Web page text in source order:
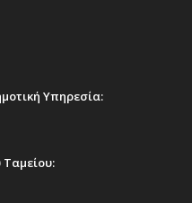
Υπηρεσία:
Ταμείου: